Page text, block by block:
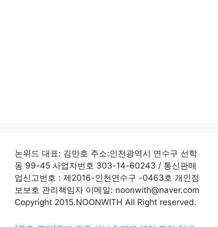
논위드 대표: 김만호 주소:인천광역시 연수구 선학
동 99-45 사업자번호 303-14-60243 / 통신판매
업신고번호 : 제2016-인천연수구 -0463호 개인정
보보호 관리책임자 이메일: noonwith@naver.com
Copyright 2015.NOONWITH All Right reserved.